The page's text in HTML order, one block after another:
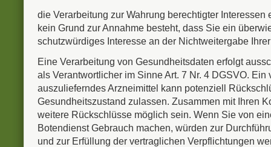
die Verarbeitung zur Wahrung berechtigter Interessen
kein Grund zur Annahme besteht, dass Sie ein
schutzwürdiges Interesse an der Nichtweitergabe
Eine Verarbeitung von Gesundheitsdaten erfolgt
als Verantwortlicher im Sinne Art. 7 Nr. 4 DGSVO. Ein
auszulieferndes Arzneimittel kann potenziell
Gesundheitszustand zulassen. Zusammen mit Ihren
weitere Rückschlüsse möglich sein. Wenn Sie von
Botendienst Gebrauch machen, würden zur
und zur Erfüllung der vertraglichen Verpflichtungen